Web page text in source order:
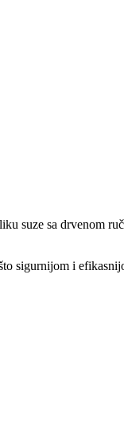
suze sa drvenom
sigurnijom i